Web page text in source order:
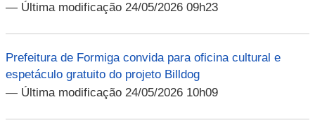
— Última modificação 24/05/2026 09h23
Prefeitura de Formiga convida para oficina cultural e
espetáculo gratuito do projeto Billdog
— Última modificação 24/05/2026 10h09